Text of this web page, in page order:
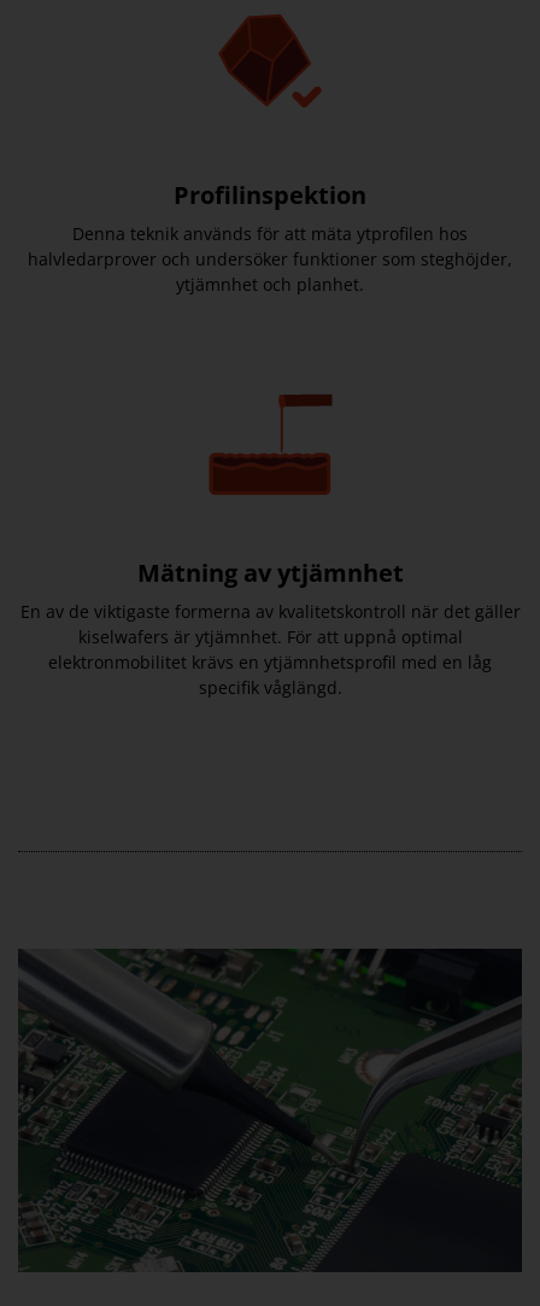
Profilinspektion
Denna teknik används för att mäta ytprofilen hos
halvledarprover och undersöker funktioner som steghöjder,
ytjämnhet och planhet.
Mätning av ytjämnhet
En av de viktigaste formerna av kvalitetskontroll när det gäller
kiselwafers är ytjämnhet. För att uppnå optimal
elektronmobilitet krävs en ytjämnhetsprofil med en låg
specifik våglängd.